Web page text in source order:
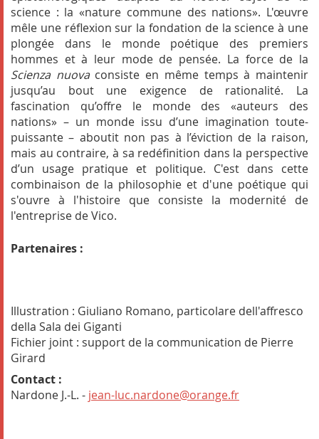
science : la «nature commune des nations». L'œuvre
mêle une réflexion sur la fondation de la science à une
plongée dans le monde poétique des premiers
hommes et à leur mode de pensée. La force de la
Scienza nuovaconsiste en même temps à maintenir
jusqu’au bout une exigence de rationalité. La
fascination qu’offre le monde des «auteurs des
nations» – un monde issu d’une imagination toute-
puissante – aboutit non pas à l’éviction de la raison,
mais au contraire, à sa redéfinition dans la perspective
d’un usage pratique et politique. C'est dans cette
combinaison de la philosophie et d'une poétique qui
s'ouvre à l'histoire que consiste la modernité de
l'entreprise de Vico.
Partenaires :
Illustration : Giuliano Romano, particolare dell'affresco
della Sala dei Giganti
Fichier joint : support de la communication de Pierre
Girard
Contact :
Nardone J.-L. - jean-luc.nardone@orange.fr